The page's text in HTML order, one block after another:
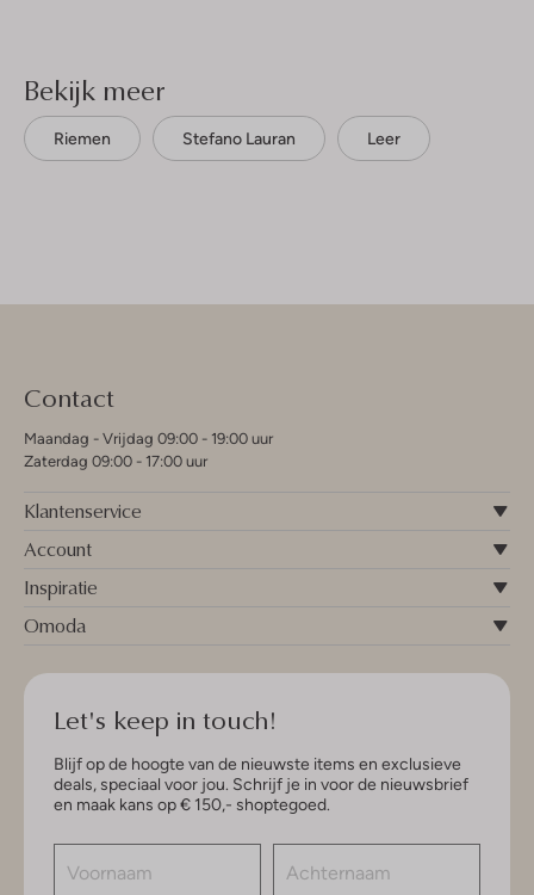
Bekijk meer
Riemen Stefano Lauran Leer
Contact
Maandag - Vrijdag 09:00 - 19:00 uur
Zaterdag 09:00 - 17:00 uur
Klantenservice
Account
Inspiratie
Omoda
Let's keep in touch!
Blijf op de hoogte van de nieuwste items en exclusieve
deals, speciaal voor jou. Schrijf je in voor de nieuwsbrief
en maak kans op € 150,- shoptegoed.